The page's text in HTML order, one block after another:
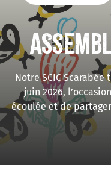
Notre SCIC
juin 2026,
écoulée et de